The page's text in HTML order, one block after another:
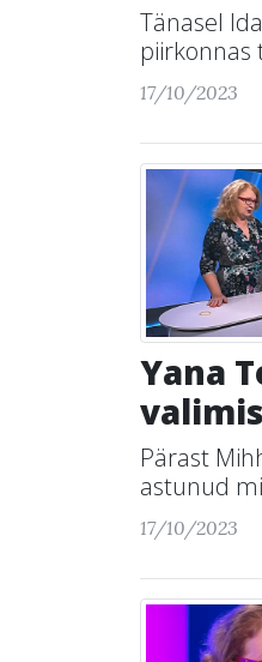
Tänasel
piirkonnas
17/10/2023
Yana
Pärast
astunud
17/10/2023